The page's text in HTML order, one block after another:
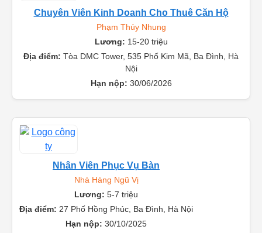
Chuyên Viên Kinh Doanh Cho Thuê Căn Hộ
Phạm Thúy Nhung
Lương: 15-20 triệu
Tòa DMC Tower, 535 Phố Kim Mã, Ba Đình, Hà
Nội
Hạn nộp:30/06/2026
Nhân Viên Phục Vụ Bàn
Nhà Hàng Ngũ Vị
Lương:5-7 triệu
27 Phố Hồng Phúc, Ba Đình, Hà Nội